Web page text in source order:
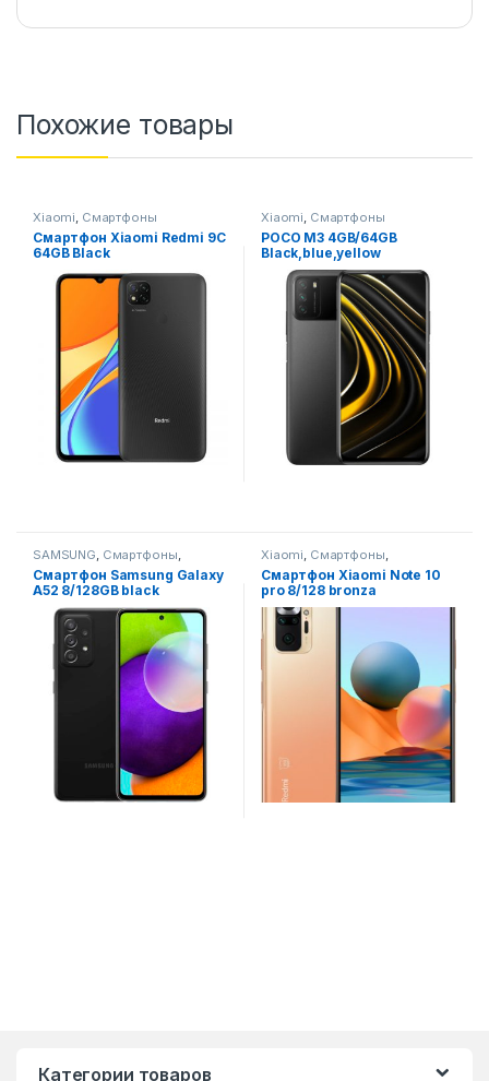
Похожие товары
Xiaomi, Смартфоны
Смартфон Xiaomi Redmi 9C
64GB Black
Xiaomi, Смартфоны
POCO M3 4GB/64GB
Black,blue,yellow
SAMSUNG, Смартфоны,
Смартфоны,телефоны,
гаджеты, аксессуары
Смартфон Samsung Galaxy
A52 8/128GB black
Xiaomi, Смартфоны,
Смартфоны,телефоны,
гаджеты, аксессуары
Смартфон Xiaomi Note 10
pro 8/128 bronza
Категории товаров